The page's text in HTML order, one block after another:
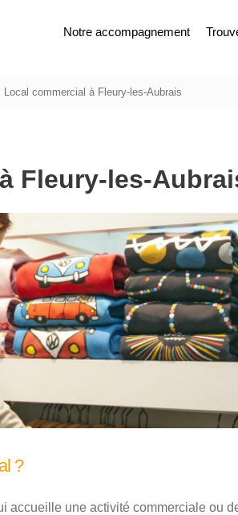
Notre accompagnement
Local commercial à Fleury-les-Aubrais
Fleury-les-
?
accueille une activité commerciale ou